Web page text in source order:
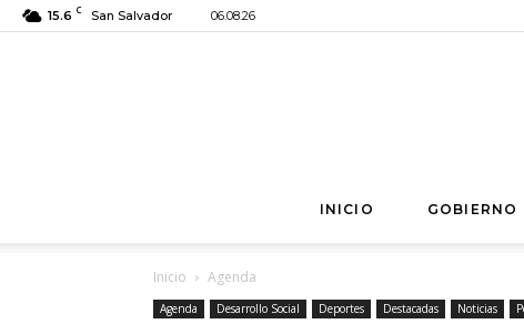
15.6 C San Salvador 06.08.26
INICIO GOBIERNO
Inicio Agenda
Agenda Desarrollo Social Deportes Destacadas Noticias